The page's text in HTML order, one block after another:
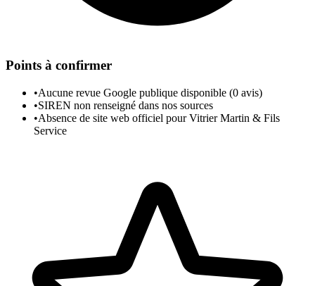
Points à confirmer
•Aucune revue Google publique disponible (0 avis)
•SIREN non renseigné dans nos sources
•Absence de site web officiel pour Vitrier Martin & Fils
Service